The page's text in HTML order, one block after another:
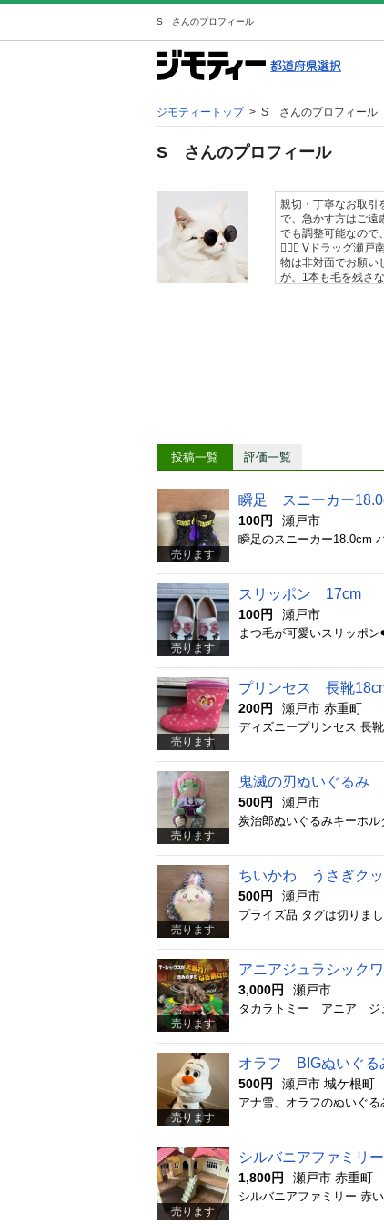
S さんのプロフィール
ジモティートップ > S さんのプロフィール
S さんのプロフィール
親切・丁寧なお取引
で、急かす方はご遠
でも調整可能なので
🙅🏻‍♀️ Vドラッグ瀬
物は非対面でお願い
が、1本も毛を残さ
ント逃げされる方
投稿一覧 評価一覧
売ります
瞬足 スニーカー
100円 瀬戸市
瞬足のスニーカー18.0cm
売ります
スリッポン 17cm
100円 瀬戸市
売ります
プリンセス 長靴
200円 瀬戸市 赤重町
ディズニープリンセス 長
売ります
鬼滅の刃ぬいぐるみ
500円 瀬戸市
売ります
ちいかわ うさぎク
500円 瀬戸市
プライズ品 タグは切りま
売ります
アニアジュラシック
3,000円 瀬戸市
売ります
オラフ BIGぬいぐる
500円 瀬戸市 城ケ根町
売ります
シルバニアファミリ
1,800円 瀬戸市 赤重町